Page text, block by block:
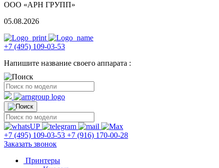
ООО «АРН ГРУПП»
05.08.2026
+7 (495) 109-03-53
Напишите название своего аппарата :
+7 (495) 109-03-53 +7 (916) 170-00-28
Заказать звонок
Принтеры